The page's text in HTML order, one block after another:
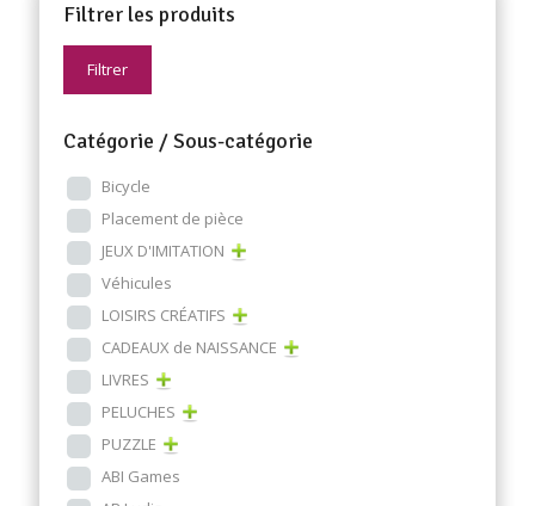
Filtrer les produits
Filtrer
Catégorie / Sous-catégorie
Bicycle
Placement de pièce
JEUX D'IMITATION
Véhicules
LOISIRS CRÉATIFS
CADEAUX de NAISSANCE
LIVRES
PELUCHES
PUZZLE
ABI Games